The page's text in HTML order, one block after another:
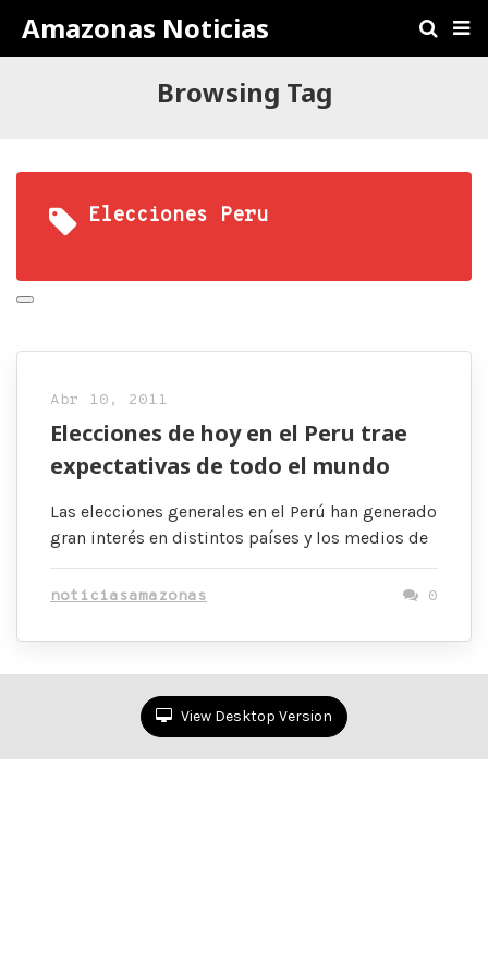
Amazonas Noticias
Browsing Tag
Elecciones Peru
Abr 10, 2011
Elecciones de hoy en el Peru trae
expectativas de todo el mundo
Las elecciones generales en el Perú han generado
gran interés en distintos países y los medios de
noticiasamazonas 0
View Desktop Version